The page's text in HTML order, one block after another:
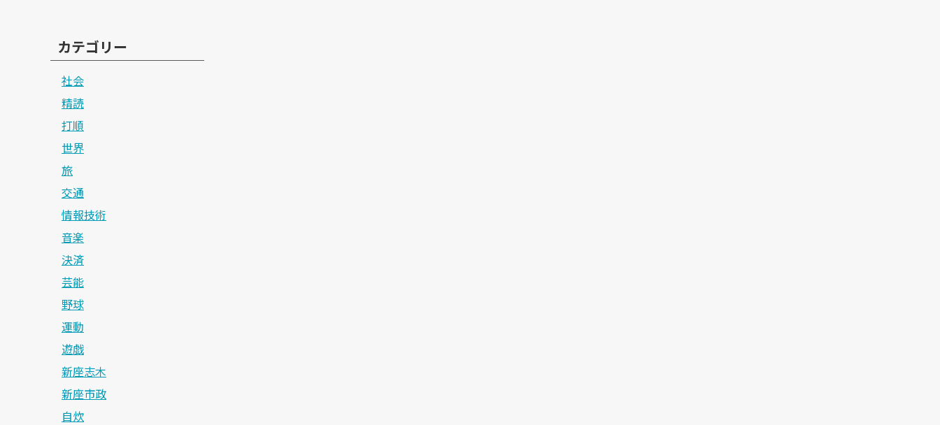
カテゴリー
社会
精読
打順
世界
旅
交通
情報技術
音楽
決済
芸能
野球
運動
遊戯
新座志木
新座市政
自炊